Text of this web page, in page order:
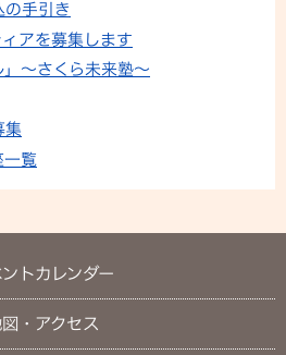
の手引き
アを募集します
〜さくら未来塾〜
集
一覧
トカレンダー
・アクセス